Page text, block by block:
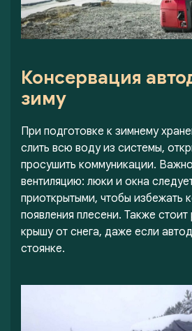
Консервация
зиму
При подготовке к зимнему
слить всю воду из системы,
просушить коммуникации.
вентиляцию: люки и окна
приоткрытыми, чтобы избежать
появления плесени. Также
крышу от снега, даже если
стоянке.